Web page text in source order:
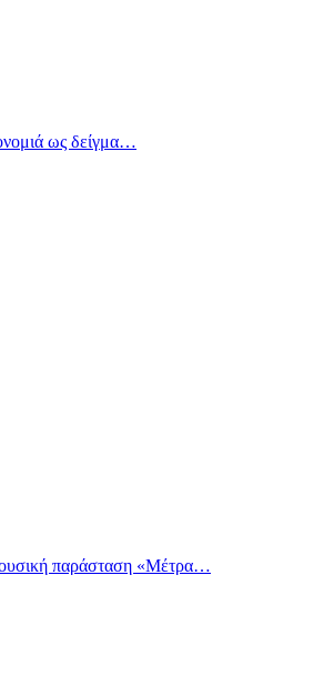
ως δείγμα…
παράσταση «Μέτρα…